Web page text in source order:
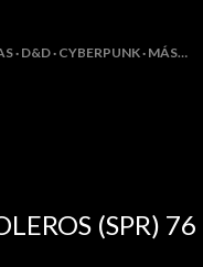
D&D CYBERPUNK MÁS…
(SPR) 76